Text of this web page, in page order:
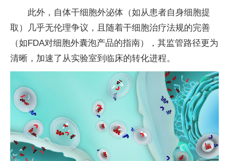
此外，自体干细胞外泌体（如从患者自身细胞提
取）几乎无伦理争议，且随着干细胞治疗法规的完善
（如FDA对细胞外囊泡产品的指南），其监管路径更为
清晰，加速了从实验室到临床的转化进程。